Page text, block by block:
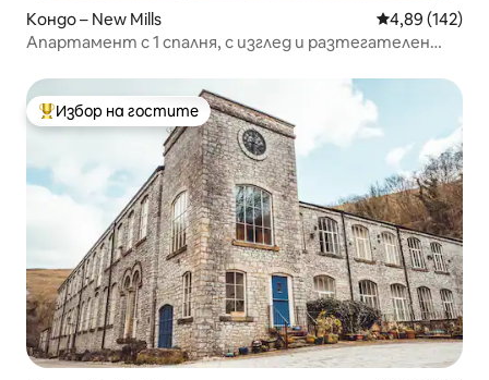
Кондо – New Mills Средна
4,89 (142)
Апартамент с 1 спалня, с изглед и разтегателен
Най-популярен избор на гостите
Избор на гостите